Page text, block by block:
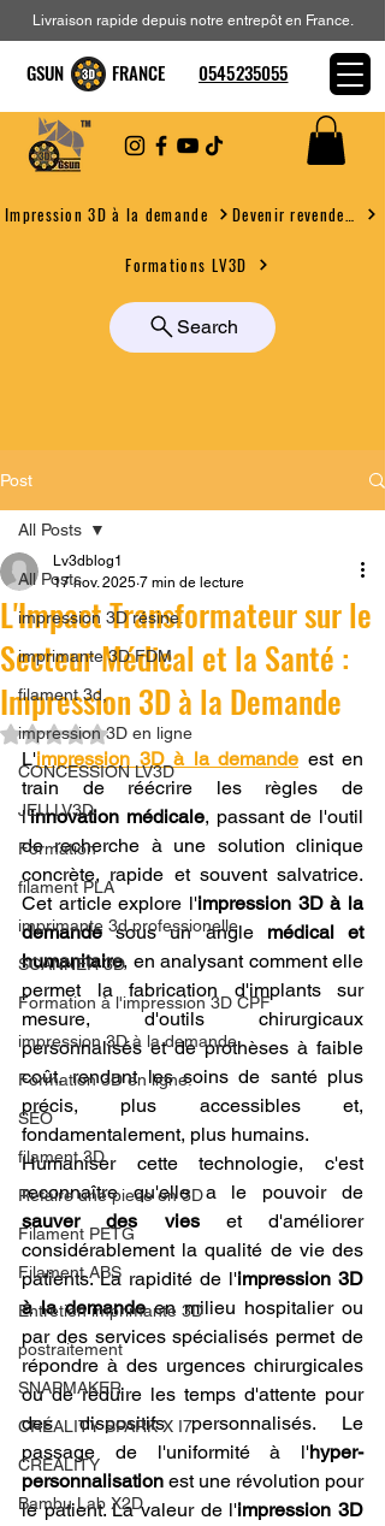
Impression 3D à la demande
Formations LV3D
Search
Livraison rapide depuis notre entrepôt en France.
GSUN FRANCE 0545235055
Post
All Posts
impression 3D résine.
imprimante 3D FDM
filament 3d,
impression 3D en ligne
CONCESSION LV3D
JEU LV3D
Formation
filament PLA
imprimante 3d professionelle
SCANNER 3D
Formation à l'impression 3D CPF
impression 3D à la demande
Formation 3D en ligne.
SEO
filament 3D
Refaire une piece en 3D
Filament PETG
Filament ABS
Entretien imprimante 3D
postraitement
SNAPMAKER
CRÉALITY SPARK X I7
CREALITY
Bambu Lab X2D
All Posts
L'Impact Transformateur sur le
Secteur Médical et la Santé :
Impression 3D à la Demande
Lv3dblog1
17 nov. 2025 7 min de lecture
Noté NaN étoiles sur 5.
L'impression 3D à la demande est en
train de réécrire les règles de
l'innovation médicale, passant de l'outil
de recherche à une solution clinique
concrète, rapide et souvent salvatrice.
Cet article explore l'impression 3D à la
demande sous un angle médical et
humanitaire, en analysant comment elle
permet la fabrication d'implants sur
mesure, d'outils chirurgicaux
personnalisés et de prothèses à faible
coût, rendant les soins de santé plus
précis, plus accessibles et,
fondamentalement, plus humains.
Humaniser cette technologie, c'est
sauver des vies et d'améliorer
considérablement la qualité de vie des
patients. La rapidité de l'impression 3D
à la demande en milieu hospitalier ou
par des services spécialisés permet de
répondre à des urgences chirurgicales
ou de réduire les temps d'attente pour
des dispositifs personnalisés. Le
passage de l'uniformité à l'hyper-
personnalisation est une révolution pour
le patient. La valeur de l'impression 3D